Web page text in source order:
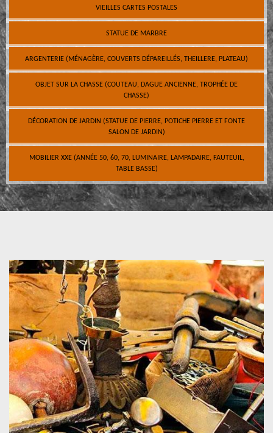
VIEILLES CARTES POSTALES
STATUE DE MARBRE
ARGENTERIE (MÉNAGÈRE, COUVERTS DÉPAREILLÉS, THEILLERE, PLATEAU)
OBJET SUR LA CHASSE (COUTEAU, DAGUE ANCIENNE, TROPHÉE DE
CHASSE)
DÉCORATION DE JARDIN (STATUE DE PIERRE, POTICHE PIERRE ET FONTE
SALON DE JARDIN)
MOBILIER XXE (ANNÉE 50, 60, 70, LUMINAIRE, LAMPADAIRE, FAUTEUIL,
TABLE BASSE)